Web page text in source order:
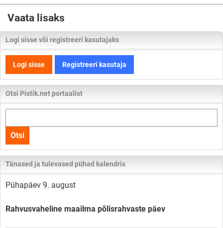
Vaata lisaks
Logi sisse või registreeri kasutajaks
Logi sisse Registreeri kasutaja
Otsi Pistik.net portaalist
kogu
lehelt
Otsi
Tänased ja tulevased pühad kalendris
Pühapäev 9. august
Rahvusvaheline maailma põlisrahvaste päev